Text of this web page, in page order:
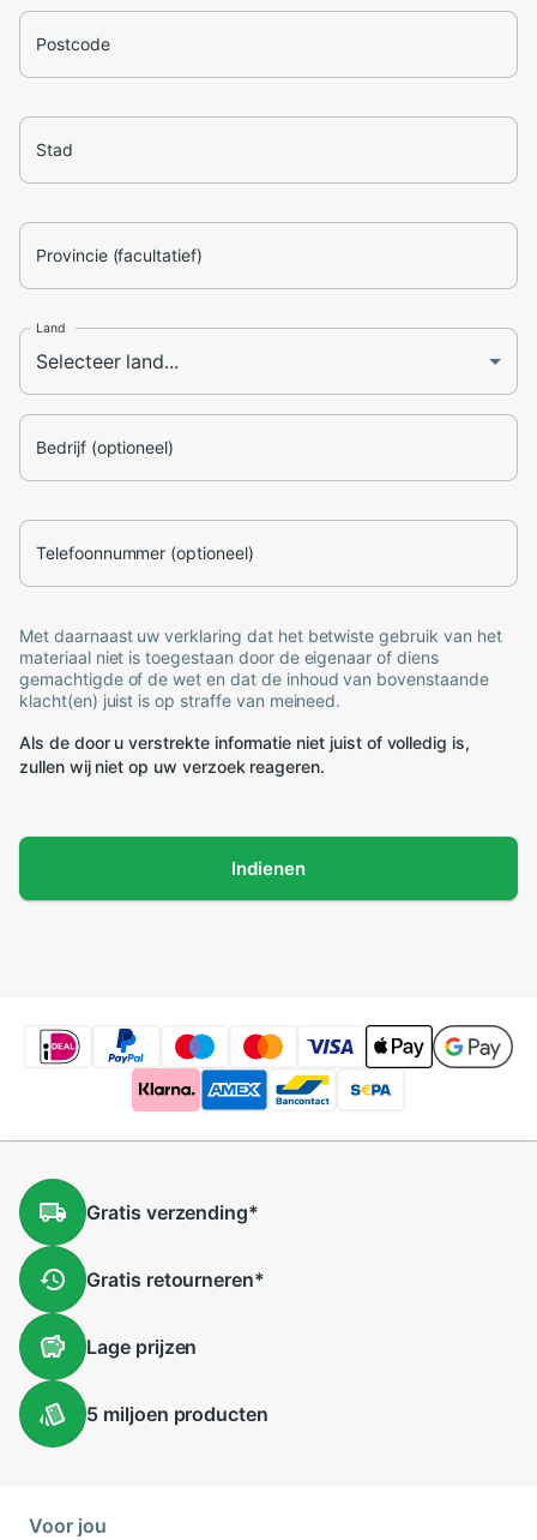
Postcode
Stad
Provincie (facultatief)
Land
Bedrijf (optioneel)
Telefoonnummer (optioneel)
Met daarnaast uw verklaring dat het betwiste gebruik van het
materiaal niet is toegestaan door de eigenaar of diens
gemachtigde of de wet en dat de inhoud van bovenstaande
klacht(en) juist is op straffe van meineed.
Als de door u verstrekte informatie niet juist of volledig is,
zullen wij niet op uw verzoek reageren.
Indienen
Gratis verzending*
Gratis retourneren*
Lageprijzen
5 miljoen producten
Voor jou